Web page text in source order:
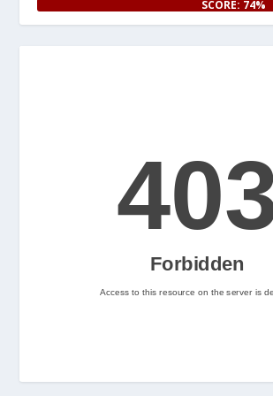
www.nintenhype.cat/2026/06/25/
e...
2
Nintenhype.Cat @nintenhype.cat
📅 Ja tenim aquí els
setmana? 👀
SCORE: 74%